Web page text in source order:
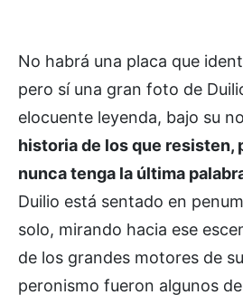
No habrá una placa que
pero sí una gran foto de
elocuente leyenda, bajo su
historia de los que resisten,
nunca tenga la última
Duilio está sentado en
solo, mirando hacia ese
de los grandes motores de
peronismo fueron algunos